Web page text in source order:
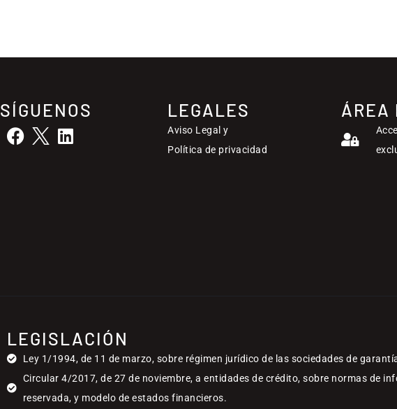
SÍGUENOS LEGALES
Aviso Legal y
Política de privacidad
ÁREA
LEGISLACIÓN
Ley 1/1994, de 11 de marzo, sobre régimen jurídico de las sociedades de
Circular 4/2017, de 27 de noviembre, a entidades de crédito, sobre normas de
reservada, y modelo de estados financieros.